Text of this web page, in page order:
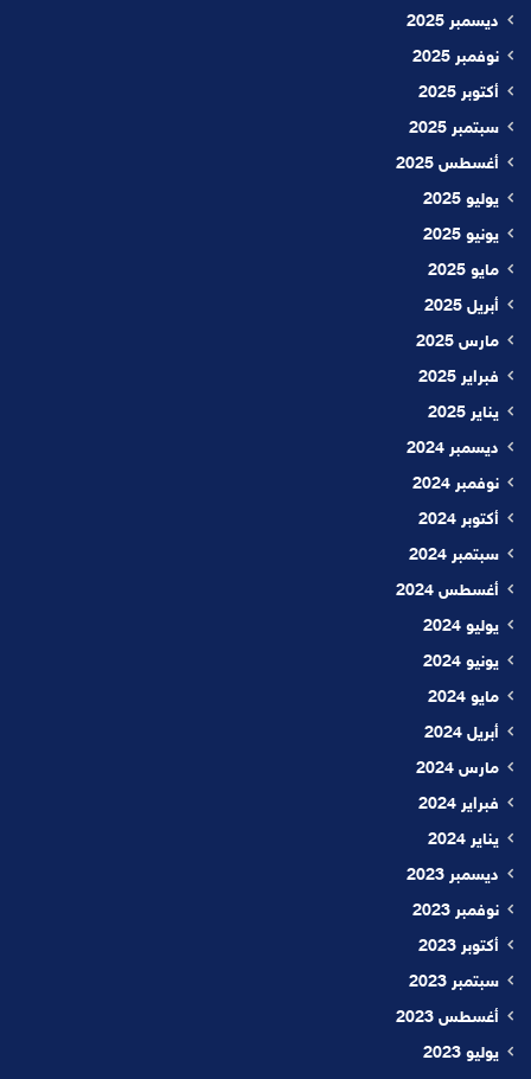
ديسمبر 2025
نوفمبر 2025
أكتوبر 2025
سبتمبر 2025
أغسطس 2025
يوليو 2025
يونيو 2025
مايو 2025
أبريل 2025
مارس 2025
فبراير 2025
يناير 2025
ديسمبر 2024
نوفمبر 2024
أكتوبر 2024
سبتمبر 2024
أغسطس 2024
يوليو 2024
يونيو 2024
مايو 2024
أبريل 2024
مارس 2024
فبراير 2024
يناير 2024
ديسمبر 2023
نوفمبر 2023
أكتوبر 2023
سبتمبر 2023
أغسطس 2023
يوليو 2023